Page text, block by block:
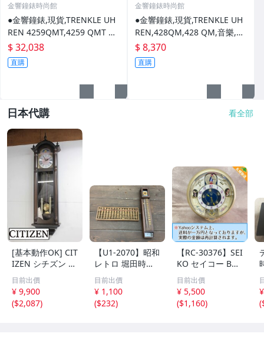
金響鐘錶時尚館
●金響鐘錶,現貨,TRENKLE UH
REN 4259QMT,4259 QMT HZ
ZG,黑森林,咕咕鐘,原木原野鄉
村屋
$ 32,038
直購
金響鐘錶時尚館
●金響鐘錶,現貨,TRENKLE UH
REN,428QM,428 QM,音樂,黑
森林,咕咕鐘,原木手工原野鄉村
屋,德國製
$ 8,370
直購
日本代購 看全部
[基本動作OK] CIT
IZEN シチズン リ
ズム時計 掛時計
柱時計 置時計 電
池式 ビンテージ
アンティーク レ
目前出價
¥ 9,900
($2,087)
【U1-2070】昭和
レトロ 堀田時計
店 水晶和時計 尺
時計 掛け 木製 そ
ろばん アンティ
ーク 雑貨まとめ
目前出價
¥ 1,100
($232)
【RC-30376】SEI
KO セイコー BC1
10G 壁掛け時計
からくり時計 Wa
ve Symphony ウ
ェーブシンフォニ
目前出價
¥ 5,500
($1,160)
(